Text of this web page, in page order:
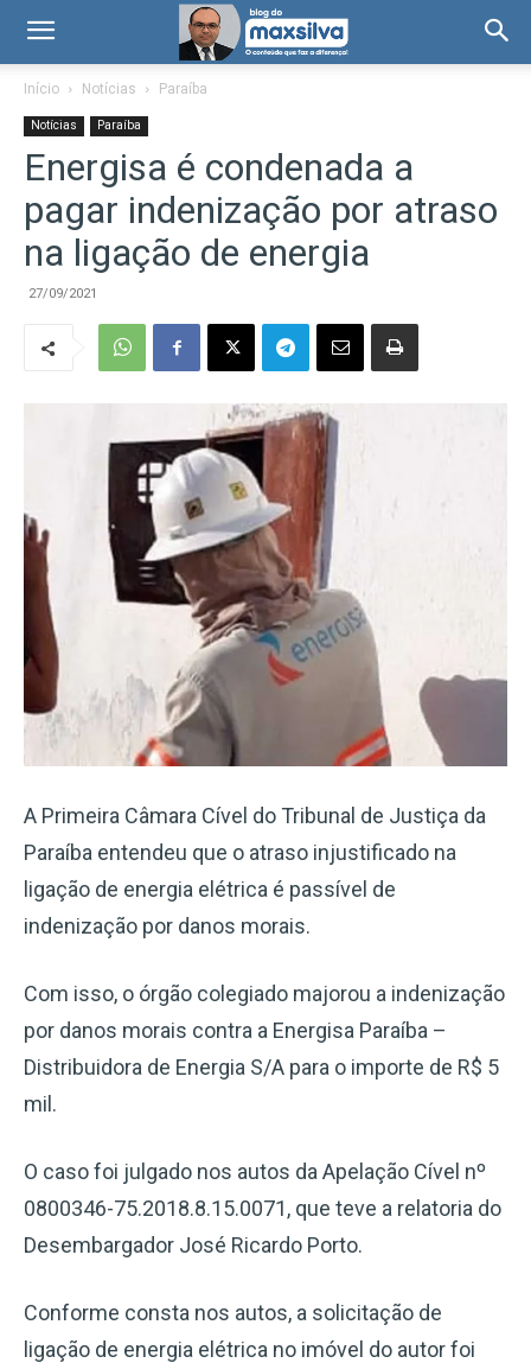
Início Notícias Paraíba
Notícias Paraíba
Energisa é condenada a
pagar indenização por atraso
na ligação de energia
27/09/2021
A Primeira Câmara Cível do Tribunal de Justiça da
Paraíba entendeu que o atraso injustificado na
ligação de energia elétrica é passível de
indenização por danos morais.
Com isso, o órgão colegiado majorou a indenização
por danos morais contra a Energisa Paraíba –
Distribuidora de Energia S/A para o importe de R$ 5
mil.
O caso foi julgado nos autos da Apelação Cível nº
0800346-75.2018.8.15.0071, que teve a relatoria do
Desembargador José Ricardo Porto.
Conforme consta nos autos, a solicitação de
ligação de energia elétrica no imóvel do autor foi